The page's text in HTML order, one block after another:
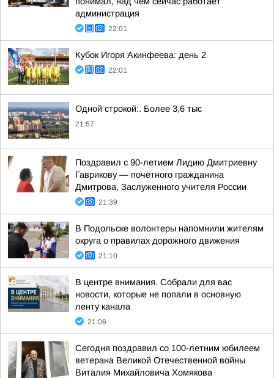
администрация
22:01
Кубок Игоря Акинфеева: день 2
22:01
Одной строкой:. Более 3,6 тыс
21:57
Поздравил с 90-летием Лидию Дмитриевну
Гаврикову — почётного гражданина
Дмитрова, Заслуженного учителя России
21:39
В Подольске волонтеры напомнили жителям
округа о правилах дорожного движения
21:10
В центре внимания. Собрали для вас
новости, которые не попали в основную
ленту канала
21:06
Сегодня поздравил со 100-летним юбилеем
ветерана Великой Отечественной войны
Виталия Михайловича Хомякова